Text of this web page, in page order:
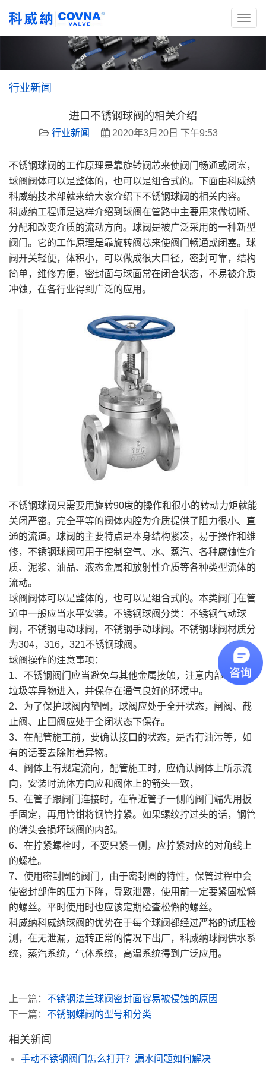
行业新闻
进口不锈钢球阀的相关介绍
行业新闻 2020年3月20日 下午9:53
不锈钢球阀的工作原理是靠旋转阀芯来使阀门畅通或闭塞，
球阀阀体可以是整体的，也可以是组合式的。下面由科威纳
科威纳技术部就来给大家介绍下不锈钢球阀的相关内容。
科威纳工程师是这样介绍到球阀在管路中主要用来做切断、
分配和改变介质的流动方向。球阀是被广泛采用的一种新型
阀门。它的工作原理是靠旋转阀芯来使阀门畅通或闭塞。球
阀开关轻便，体积小，可以做成很大口径，密封可靠，结构
简单，维修方便，密封面与球面常在闭合状态，不易被介质
冲蚀，在各行业得到广泛的应用。
不锈钢球阀只需要用旋转90度的操作和很小的转动力矩就能
关闭严密。完全平等的阀体内腔为介质提供了阻力很小、直
通的流道。球阀的主要特点是本身结构紧凑，易于操作和维
修，不锈钢球阀可用于控制空气、水、蒸汽、各种腐蚀性介
质、泥浆、油品、液态金属和放射性介质等各种类型流体的
流动。
球阀阀体可以是整体的，也可以是组合式的。本类阀门在管
道中一般应当水平安装。不锈钢球阀分类：不锈钢气动球
阀，不锈钢电动球阀，不锈钢手动球阀。不锈钢球阀材质分
为304，316，321不锈钢球阀。
球阀操作的注意事项：
1、不锈钢阀门应当避免与其他金属接触，注意内部不可有
垃圾等异物进入，并保存在通气良好的环境中。
2、为了保护球阀内垫圈，球阀应处于全开状态，闸阀、截
止阀、止回阀应处于全闭状态下保存。
3、在配管施工前，要确认接口的状态，是否有油污等，如
有的话要去除附着异物。
4、阀体上有规定流向，配管施工时，应确认阀体上所示流
向，安装时流体方向应和阀体上的箭头一致，
5、在管子跟阀门连接时，在靠近管子一侧的阀门端先用扳
手固定，再用管钳将钢管拧紧。如果螺纹拧过头的话，钢管
的端头会损坏球阀的内部。
6、在拧紧螺栓时，不要只紧一侧，应拧紧对应的对角线上
的螺栓。
7、使用密封圈的阀门，由于密封圈的特性，保管过程中会
使密封部件的压力下降，导致泄露，使用前一定要紧固松懈
的螺丝。平时使用时也应该定期检查松懈的螺丝。
科威纳科威纳球阀的优势在于每个球阀都经过严格的试压检
测，在无泄漏，运转正常的情况下出厂，科威纳球阀供水系
统，蒸汽系统，气体系统，高温系统得到广泛应用。
上一篇： 不锈钢法兰球阀密封面容易被侵蚀的原因
下一篇： 不锈钢蝶阀的型号和分类
相关新闻
手动不锈钢阀门怎么打开？漏水问题如何解决